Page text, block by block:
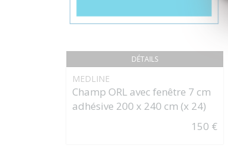
DÉTAILS
MEDLINE
Champ ORL avec fenêtre 7 cm
adhésive 200 x 240 cm (x 24)
150 €